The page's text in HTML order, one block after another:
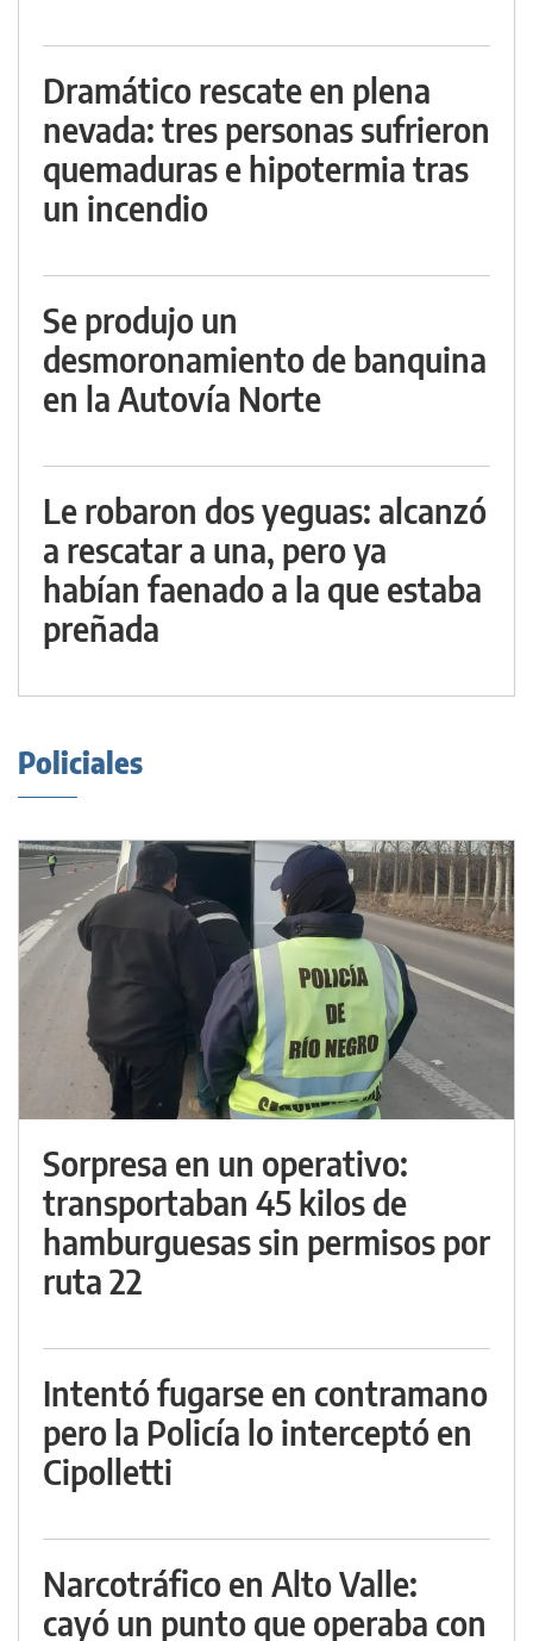
Dramático rescate en plena
nevada: tres personas sufrieron
quemaduras e hipotermia tras
un incendio
Se produjo un
desmoronamiento de banquina
en la Autovía Norte
Le robaron dos yeguas: alcanzó
a rescatar a una, pero ya
habían faenado a la que estaba
preñada
Policiales
Sorpresa en un operativo:
transportaban 45 kilos de
hamburguesas sin permisos por
ruta 22
Intentó fugarse en contramano
pero la Policía lo interceptó en
Cipolletti
Narcotráfico en Alto Valle:
cayó un punto que operaba con